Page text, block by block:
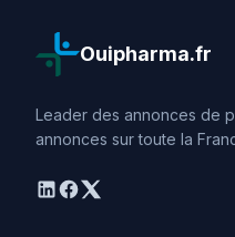
Ouipharma.fr
Leader des annonces de
annonces sur toute la
linkedin
facebook
twitter